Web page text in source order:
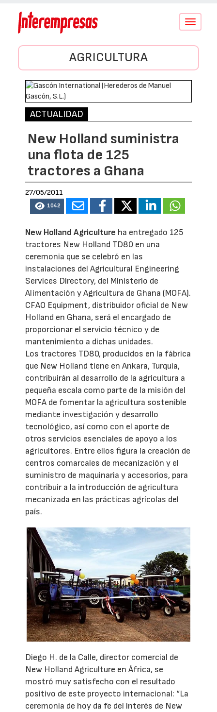
Conmutar
AGRICULTURA
ACTUALIDAD
New Holland suministra
una flota de 125
tractores a Ghana
27/05/2011
1042
New Holland Agriculture ha entregado 125
tractores New Holland TD80 en una
ceremonia que se celebró en las
instalaciones del Agricultural Engineering
Services Directory, del Ministerio de
Alimentación y Agricultura de Ghana (MOFA).
CFAO Equipment, distribuidor oficial de New
Holland en Ghana, será el encargado de
proporcionar el servicio técnico y de
mantenimiento a dichas unidades.
Los tractores TD80, producidos en la fábrica
que New Holland tiene en Ankara, Turquía,
contribuirán al desarrollo de la agricultura a
pequeña escala como parte de la misión del
MOFA de fomentar la agricultura sostenible
mediante investigación y desarrollo
tecnológico, así como con el aporte de
otros servicios esenciales de apoyo a los
agricultores. Entre ellos figura la creación de
centros comarcales de mecanización y el
suministro de maquinaria y accesorios, para
contribuir a la introducción de agricultura
mecanizada en las prácticas agrícolas del
país.
Diego H. de la Calle, director comercial de
New Holland Agriculture en África, se
mostró muy satisfecho con el resultado
positivo de este proyecto internacional: “La
ceremonia de hoy da fe del interés de New